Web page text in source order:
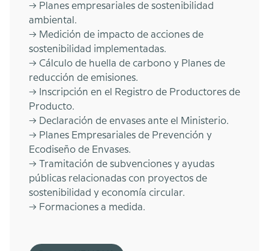
-> Planes empresariales de sostenibilidad
ambiental.
-> Medición de impacto de acciones de
sostenibilidad implementadas.
-> Cálculo de huella de carbono y Planes de
reducción de emisiones.
-> Inscripción en el Registro de Productores de
Producto.
-> Declaración de envases ante el Ministerio.
-> Planes Empresariales de Prevención y
Ecodiseño de Envases.
-> Tramitación de subvenciones y ayudas
públicas relacionadas con proyectos de
sostenibilidad y economía circular.
-> Formaciones a medida.